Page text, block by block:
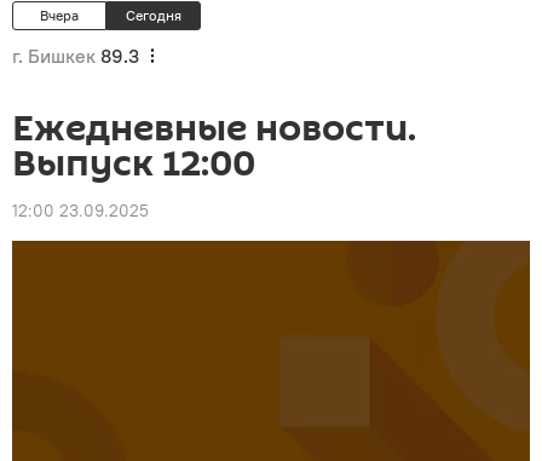
Вчера Сегодня
г. Бишкек 89.3
Ежедневные новости.
Выпуск 12:00
12:00 23.09.2025